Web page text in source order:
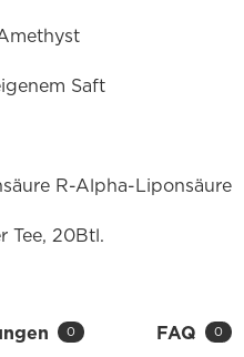
Saft
R-Alpha-Liponsäure
Tee, 20Btl.
0 FAQ 0